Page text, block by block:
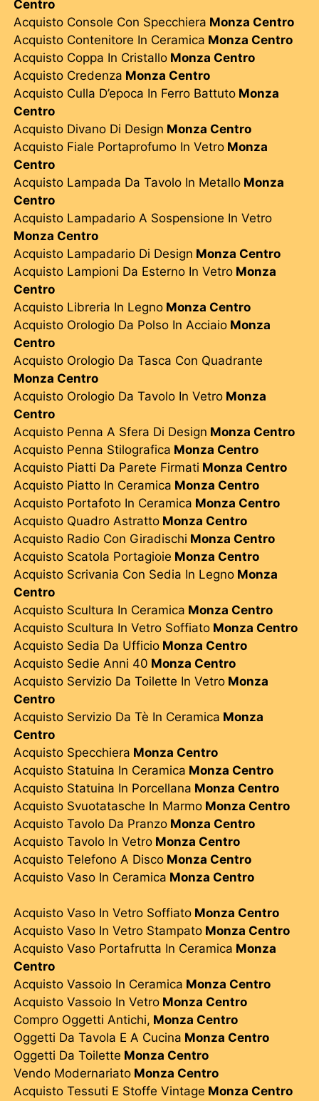
Centro
Acquisto Console Con Specchiera Monza Centro
Acquisto Contenitore In Ceramica Monza Centro
Acquisto Coppa In Cristallo Monza Centro
Acquisto Credenza Monza Centro
Acquisto Culla D’epoca In Ferro Battuto Monza
Centro
Acquisto Divano Di Design Monza Centro
Acquisto Fiale Portaprofumo In Vetro Monza
Centro
Acquisto Lampada Da Tavolo In Metallo Monza
Centro
Acquisto Lampadario A Sospensione In Vetro
Monza Centro
Acquisto Lampadario Di Design Monza Centro
Acquisto Lampioni Da Esterno In Vetro Monza
Centro
Acquisto Libreria In Legno Monza Centro
Acquisto Orologio Da Polso In Acciaio Monza
Centro
Acquisto Orologio Da Tasca Con Quadrante
Monza Centro
Acquisto Orologio Da Tavolo In Vetro Monza
Centro
Acquisto Penna A Sfera Di Design Monza Centro
Acquisto Penna Stilografica Monza Centro
Acquisto Piatti Da Parete Firmati Monza Centro
Acquisto Piatto In Ceramica Monza Centro
Acquisto Portafoto In Ceramica Monza Centro
Acquisto Quadro Astratto Monza Centro
Acquisto Radio Con Giradischi Monza Centro
Acquisto Scatola Portagioie Monza Centro
Acquisto Scrivania Con Sedia In Legno Monza
Centro
Acquisto Scultura In Ceramica Monza Centro
Acquisto Scultura In Vetro Soffiato Monza Centro
Acquisto Sedia Da Ufficio Monza Centro
Acquisto Sedie Anni 40 Monza Centro
Acquisto Servizio Da Toilette In Vetro Monza
Centro
Acquisto Servizio Da Tè In Ceramica Monza
Centro
Acquisto Specchiera Monza Centro
Acquisto Statuina In Ceramica Monza Centro
Acquisto Statuina In Porcellana Monza Centro
Acquisto Svuotatasche In Marmo Monza Centro
Acquisto Tavolo Da Pranzo Monza Centro
Acquisto Tavolo In Vetro Monza Centro
Acquisto Telefono A Disco Monza Centro
Acquisto Vaso In Ceramica Monza Centro
Acquisto Vaso In Vetro Soffiato Monza Centro
Acquisto Vaso In Vetro Stampato Monza Centro
Acquisto Vaso Portafrutta In Ceramica Monza
Centro
Acquisto Vassoio In Ceramica Monza Centro
Acquisto Vassoio In Vetro Monza Centro
Compro Oggetti Antichi, Monza Centro
Oggetti Da Tavola E A Cucina Monza Centro
Oggetti Da Toilette Monza Centro
Vendo Modernariato Monza Centro
Acquisto Tessuti E Stoffe Vintage Monza Centro